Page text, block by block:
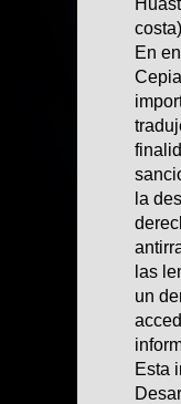
En
la
las
un
Esta